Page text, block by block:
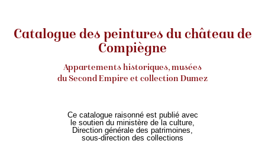
Catalogue des peintures du château de
Compiègne
Appartements historiques, musées
du Second Empire et collection Dumez
Ce catalogue raisonné est publié avec
le soutien du ministère de la culture,
Direction générale des patrimoines,
sous-direction des collections